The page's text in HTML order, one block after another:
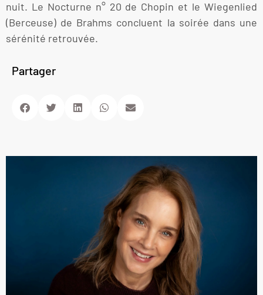
nuit. Le Nocturne n° 20 de Chopin et le Wiegenlied
(Berceuse) de Brahms concluent la soirée dans une
sérénité retrouvée.
Partager